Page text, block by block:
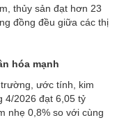
thủy sản đạt hơn 23
đồng đều giữa các thị
hóa mạnh
ước tính, kim
4/2026 đạt 6,05 tỷ
nhẹ 0,8% so với cùng